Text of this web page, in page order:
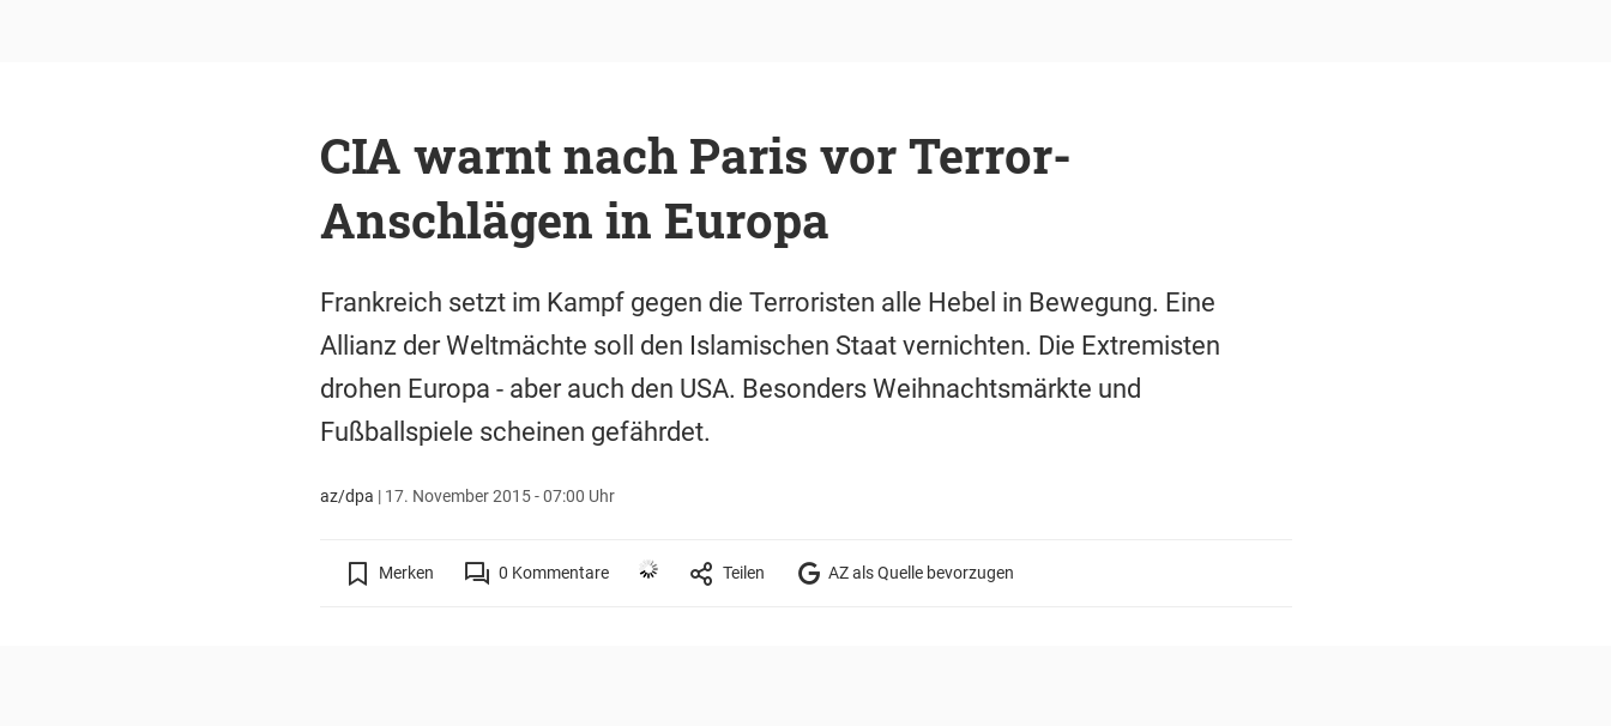
CIA warnt nach Paris vor Terror-
Anschlägen in Europa
Frankreich setzt im Kampf gegen die Terroristen alle Hebel in Bewegung. Eine
Allianz der Weltmächte soll den Islamischen Staat vernichten. Die Extremisten
drohen Europa - aber auch den USA. Besonders Weihnachtsmärkte und
Fußballspiele scheinen gefährdet.
az/dpa | 17. November 2015 - 07:00 Uhr
Merken 0 Kommentare Teilen AZ als Quelle bevorzugen